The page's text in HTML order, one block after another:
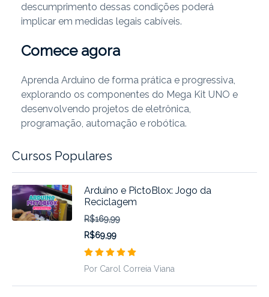
descumprimento dessas condições poderá
implicar em medidas legais cabíveis.
Comece agora
Aprenda Arduino de forma prática e progressiva,
explorando os componentes do Mega Kit UNO e
desenvolvendo projetos de eletrônica,
programação, automação e robótica.
Cursos Populares
Arduino e PictoBlox: Jogo da
Reciclagem
R$169,99
R$69,99
Por Carol Correia Viana